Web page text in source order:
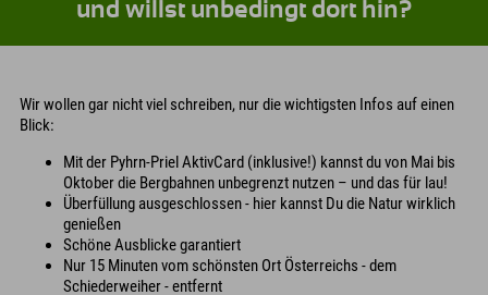
und willst unbedingt dort hin?
Wir wollen gar nicht viel schreiben, nur die wichtigsten Infos auf einen
Blick:
Mit der Pyhrn-Priel AktivCard (inklusive!) kannst du von Mai bis
Oktober die Bergbahnen unbegrenzt nutzen – und das für lau!
Überfüllung ausgeschlossen - hier kannst Du die Natur wirklich
genießen
Schöne Ausblicke garantiert
Nur 15 Minuten vom schönsten Ort Österreichs - dem
Schiederweiher - entfernt